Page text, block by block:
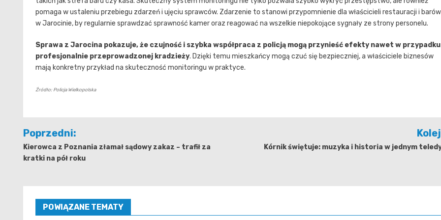
pomaga w ustaleniu przebiegu zdarzeń i ujęciu sprawców. Zdarzenie to stanowi przypomnienie dla właścicieli restauracji i barów
w Jarocinie, by regularnie sprawdzać sprawność kamer oraz reagować na wszelkie niepokojące sygnały ze strony personelu.
Sprawa z Jarocina pokazuje, że czujność i szybka współpraca z policją mogą przynieść efekty nawet w przypadku
profesjonalnie przeprowadzonej kradzieży. Dzięki temu mieszkańcy mogą czuć się bezpieczniej, a właściciele biznesów
mają konkretny przykład na skuteczność monitoringu w praktyce.
Źródło: Policja Wielkopolska
Nawigacja
wpisu
Poprzedni:
Kierowca z Poznania złamał sądowy zakaz – trafił za
kratki na pół roku
Kórnik świętuje: muzyka i historia w jednym
POWIĄZANE TEMATY